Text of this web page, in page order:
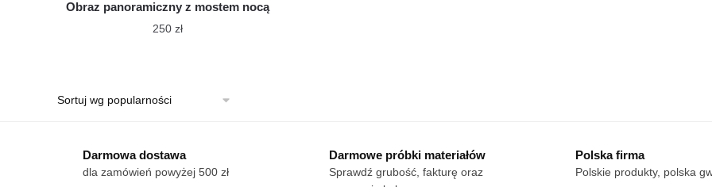
Obraz panoramiczny z mostem nocą
250 zł
ma
Opcje
można
Darmowa dostawa
dla zamówień powyżej 500 zł
Darmowe próbki materiałów
Sprawdź grubość, fakturę oraz
Polska firma
Polskie produkty, polska